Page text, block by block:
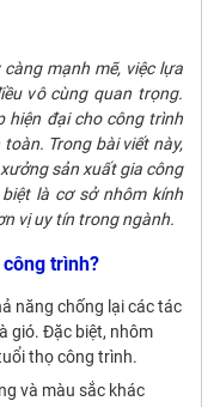
mạnh mẽ, việc lựa
vô cùng quan trọng.
hiện đại cho công trình
Trong bài viết này,
xưởng sản xuất gia công
là cơ sở nhôm kính
vị uy tín trong ngành.
trình?
năng chống lại các tác
gió. Đặc biệt, nhôm
thọ công trình.
và màu sắc khác